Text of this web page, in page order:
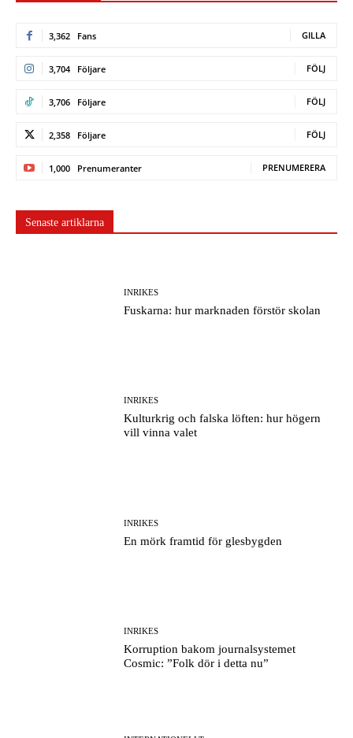
3,362 Fans GILLA
3,704 Följare FÖLJ
3,706 Följare FÖLJ
2,358 Följare FÖLJ
1,000 Prenumeranter PRENUMERERA
Senaste artiklarna
INRIKES
Fuskarna: hur marknaden förstör skolan
INRIKES
Kulturkrig och falska löften: hur högern
vill vinna valet
INRIKES
En mörk framtid för glesbygden
INRIKES
Korruption bakom journalsystemet
Cosmic: ”Folk dör i detta nu”